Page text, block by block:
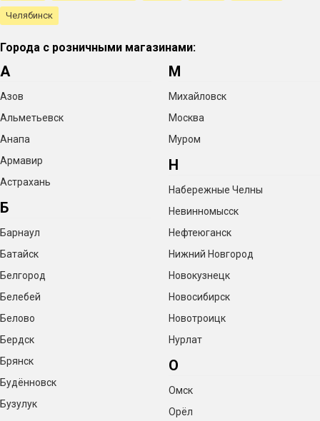
Челябинск
Города с розничными магазинами:
А
Азов
Альметьевск
Анапа
Армавир
Астрахань
Б
Барнаул
Батайск
Белгород
Белебей
Белово
Бердск
Брянск
Будённовск
Бузулук
М
Михайловск
Москва
Муром
Н
Набережные Челны
Невинномысск
Нефтеюганск
Нижний Новгород
Новокузнецк
Новосибирск
Новотроицк
Нурлат
О
Омск
Орёл